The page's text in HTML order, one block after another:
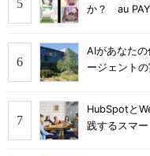
か？ au
AIがあなた
ージェントの
HubSpotと
践するスマ